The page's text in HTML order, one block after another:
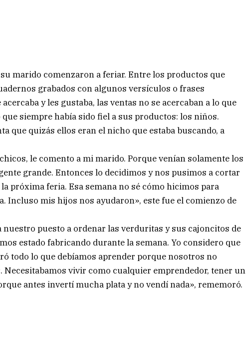
marido comenzaron a feriar. Entre los productos que
grabados con algunos versículos o frases
y les gustaba, las ventas no se acercaban a lo que
siempre había sido fiel a sus productos: los niños.
que quizás ellos eran el nicho que estaba buscando, a
le comento a mi marido. Porque venían solamente los
grande. Entonces lo decidimos y nos pusimos a cortar
próxima feria. Esa semana no sé cómo hicimos para
Incluso mis hijos nos ayudaron», este fue el comienzo de
puesto a ordenar las verduritas y sus cajoncitos de
estado fabricando durante la semana. Yo considero que
todo lo que debíamos aprender porque nosotros no
Necesitabamos vivir como cualquier emprendedor, tener un
antes invertí mucha plata y no vendí nada», rememoró.